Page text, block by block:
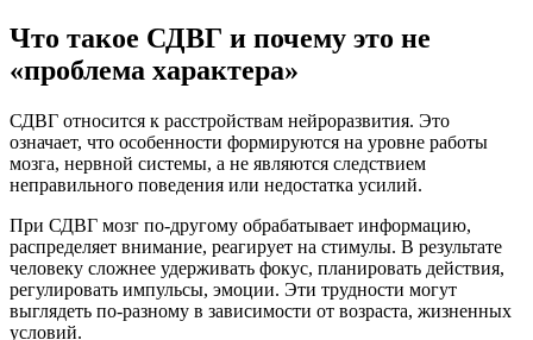
Что такое СДВГ и почему это не
«проблема характера»
СДВГ относится к расстройствам нейроразвития. Это
означает, что особенности формируются на уровне работы
мозга, нервной системы, а не являются следствием
неправильного поведения или недостатка усилий.
При СДВГ мозг по-другому обрабатывает информацию,
распределяет внимание, реагирует на стимулы. В результате
человеку сложнее удерживать фокус, планировать действия,
регулировать импульсы, эмоции. Эти трудности могут
выглядеть по-разному в зависимости от возраста, жизненных
условий.